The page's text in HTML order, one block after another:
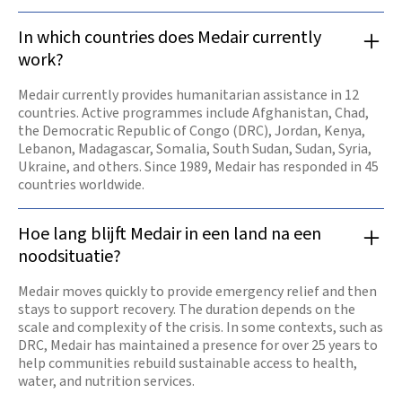
In which countries does Medair currently
work?
Medair currently provides humanitarian assistance in 12
countries. Active programmes include Afghanistan, Chad,
the Democratic Republic of Congo (DRC), Jordan, Kenya,
Lebanon, Madagascar, Somalia, South Sudan, Sudan, Syria,
Ukraine, and others. Since 1989, Medair has responded in 45
countries worldwide.
Hoe lang blijft Medair in een land na een
noodsituatie?
Medair moves quickly to provide emergency relief and then
stays to support recovery. The duration depends on the
scale and complexity of the crisis. In some contexts, such as
DRC, Medair has maintained a presence for over 25 years to
help communities rebuild sustainable access to health,
water, and nutrition services.